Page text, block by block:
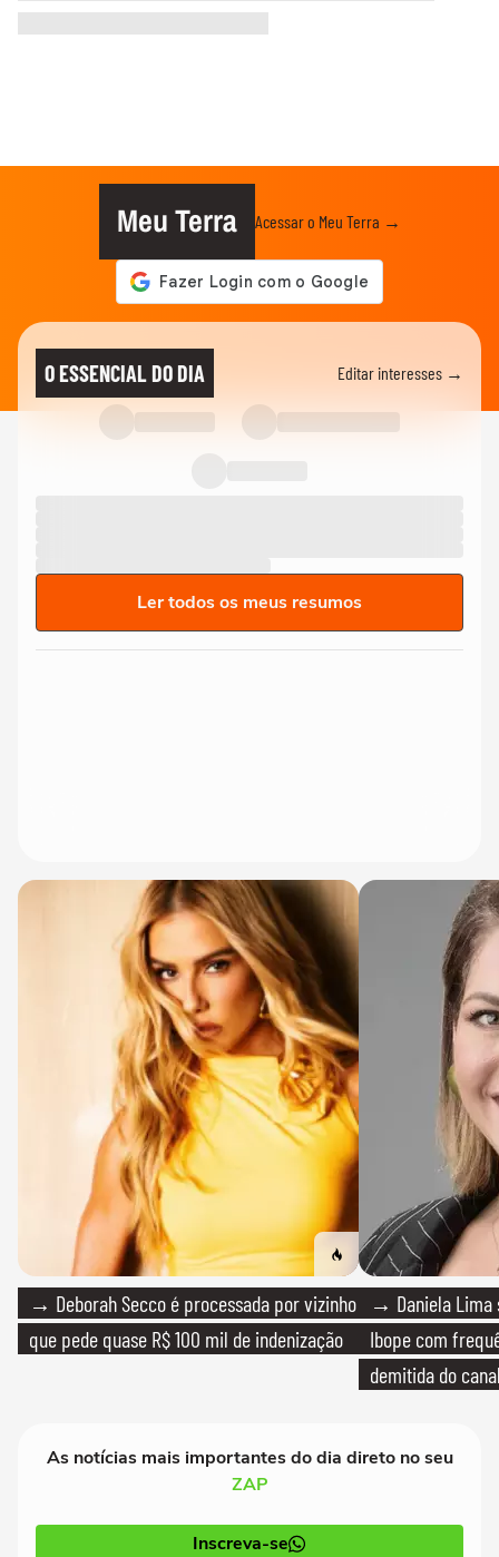
Meu Terra Acessar o Meu Terra →
O ESSENCIAL DO DIA Editar interesses →
Ler todos os meus resumos
→ Deborah Secco é processada por vizinho
que pede quase R$ 100 mil de indenização
→ Daniela Lima
Ibope com
demitida do
As notícias mais importantes do dia direto no seu
ZAP
Inscreva-se